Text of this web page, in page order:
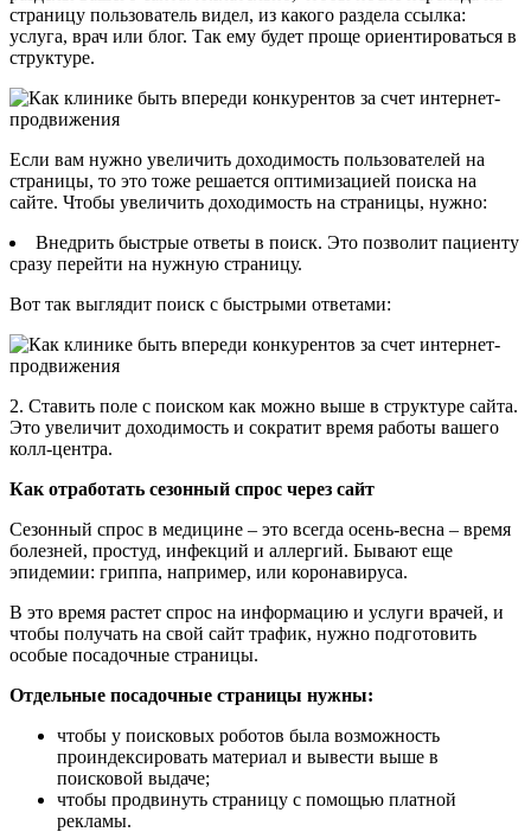
страницу пользователь видел, из какого раздела ссылка:
услуга, врач или блог. Так ему будет проще ориентироваться в
структуре.
Если вам нужно увеличить доходимость пользователей на
страницы, то это тоже решается оптимизацией поиска на
сайте. Чтобы увеличить доходимость на страницы, нужно:
Внедрить быстрые ответы в поиск. Это позволит пациенту
сразу перейти на нужную страницу.
Вот так выглядит поиск с быстрыми ответами:
2. Ставить поле с поиском как можно выше в структуре сайта.
Это увеличит доходимость и сократит время работы вашего
колл-центра.
Как отработать сезонный спрос через сайт
Сезонный спрос в медицине – это всегда осень-весна – время
болезней, простуд, инфекций и аллергий. Бывают еще
эпидемии: гриппа, например, или коронавируса.
В это время растет спрос на информацию и услуги врачей, и
чтобы получать на свой сайт трафик, нужно подготовить
особые посадочные страницы.
Отдельные посадочные страницы нужны:
чтобы у поисковых роботов была возможность
проиндексировать материал и вывести выше в
поисковой выдаче;
чтобы продвинуть страницу с помощью платной
рекламы.